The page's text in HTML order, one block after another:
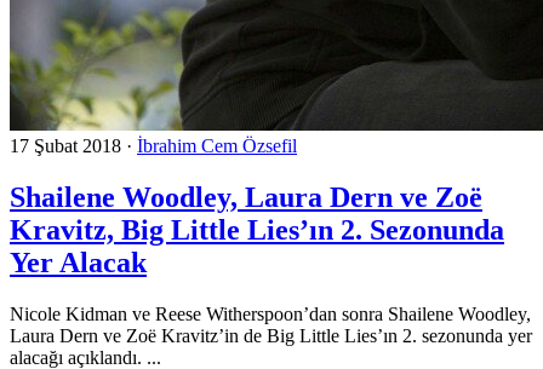
17 Şubat 2018 · İbrahim Cem Özsefil
Shailene Woodley, Laura Dern ve Zoë
Kravitz, Big Little Lies’ın 2. Sezonunda
Yer Alacak
Nicole Kidman ve Reese Witherspoon’dan sonra Shailene Woodley,
Laura Dern ve Zoë Kravitz’in de Big Little Lies’ın 2. sezonunda yer
alacağı açıklandı. ...